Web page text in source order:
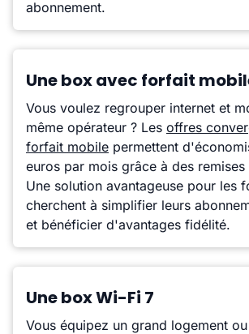
abonnement.
Une box avec forfait
Vous voulez regrouper internet et
même opérateur ? Les offres
forfait mobile permettent
euros par mois grâce à des
Une solution avantageuse pour les
cherchent à simplifier leurs
et bénéficier d'avantages fidélité.
Une box Wi-Fi 7
Vous équipez un grand logement